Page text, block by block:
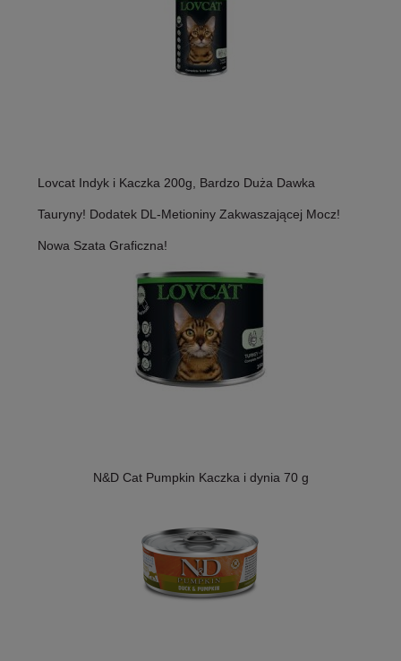
Lovcat Indyk i Kaczka 200g, Bardzo Duża Dawka
Tauryny! Dodatek DL-Metioniny Zakwaszającej Mocz!
Nowa Szata Graficzna!
N&D Cat Pumpkin Kaczka i dynia 70 g